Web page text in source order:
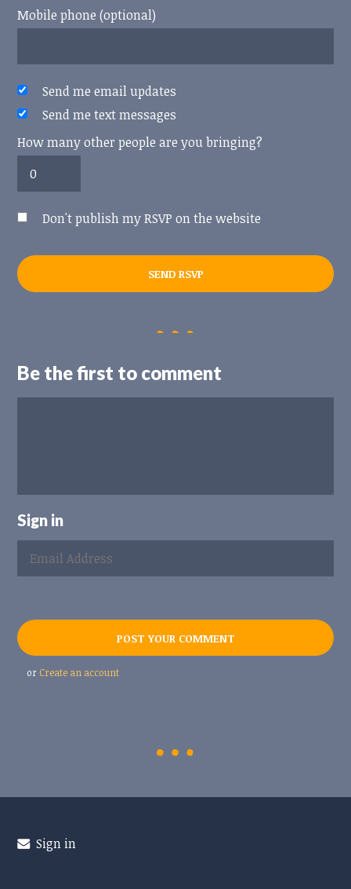
Mobile phone (optional)
Send me email updates
Send me text messages
How many other people are you bringing?
Don't publish my RSVP on the website
Be the first to comment
Sign in
or Create an account
Sign in